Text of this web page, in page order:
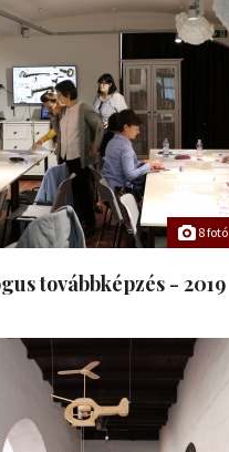
8 fotó
továbbképzés - 2019